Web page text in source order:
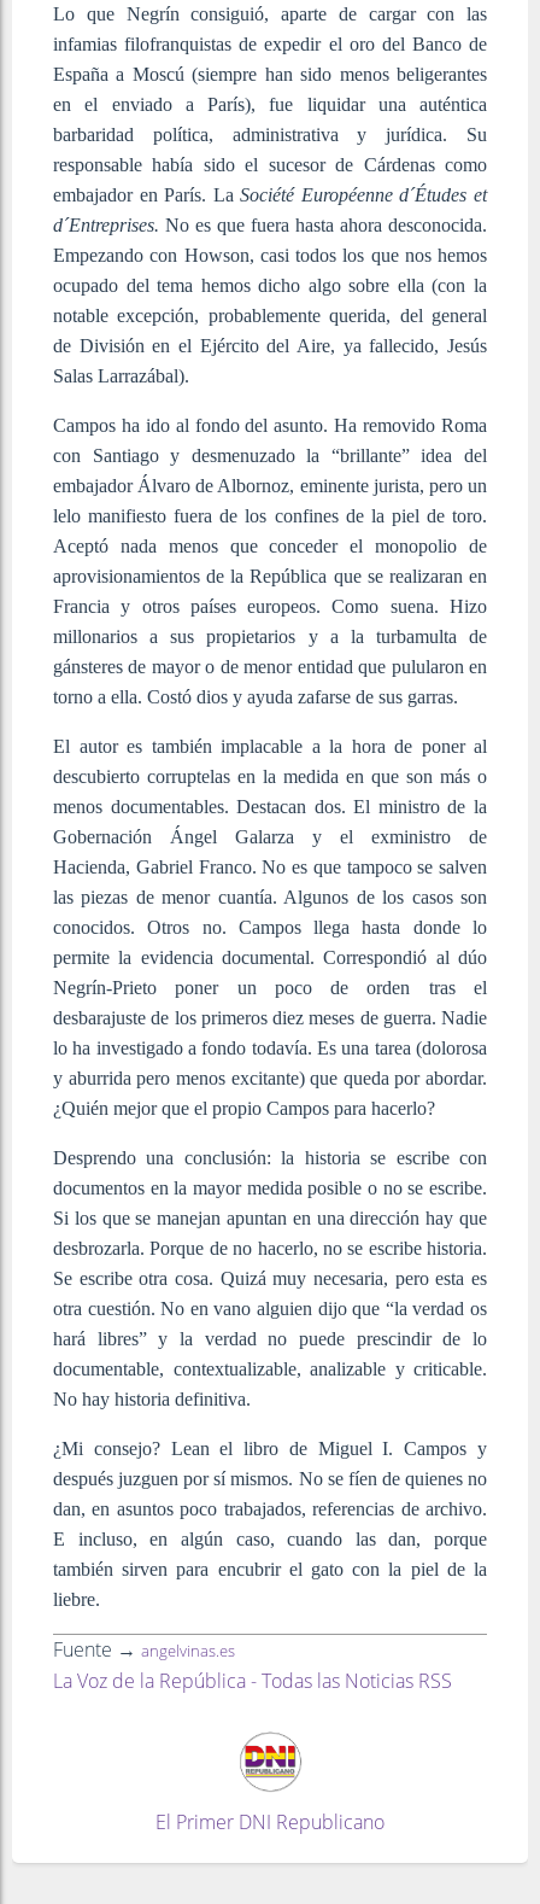
Lo que Negrín consiguió, aparte de cargar con las
infamias filofranquistas de expedir el oro del Banco de
España a Moscú (siempre han sido menos beligerantes
en el enviado a París), fue liquidar una auténtica
barbaridad política, administrativa y jurídica. Su
responsable había sido el sucesor de Cárdenas como
embajador en París. LaSociété Européenne d´Études et
d´Entreprises. No es que fuera hasta ahora desconocida.
Empezando con Howson, casi todos los que nos hemos
ocupado del tema hemos dicho algo sobre ella (con la
notable excepción, probablemente querida, del general
de División en el Ejército del Aire, ya fallecido, Jesús
Salas Larrazábal).
Campos ha ido al fondo del asunto. Ha removido Roma
con Santiago y desmenuzado la “brillante” idea del
embajador Álvaro de Albornoz, eminente jurista, pero un
lelo manifiesto fuera de los confines de la piel de toro.
Aceptó nada menos que conceder el monopolio de
aprovisionamientos de la República que se realizaran en
Francia y otros países europeos. Como suena. Hizo
millonarios a sus propietarios y a la turbamulta de
gánsteres de mayor o de menor entidad que pulularon en
torno a ella. Costó dios y ayuda zafarse de sus garras.
El autor es también implacable a la hora de poner al
descubierto corruptelas en la medida en que son más o
menos documentables. Destacan dos. El ministro de la
Gobernación Ángel Galarza y el exministro de
Hacienda, Gabriel Franco. No es que tampoco se salven
las piezas de menor cuantía. Algunos de los casos son
conocidos. Otros no. Campos llega hasta donde lo
permite la evidencia documental. Correspondió al dúo
Negrín-Prieto poner un poco de orden tras el
desbarajuste de los primeros diez meses de guerra. Nadie
lo ha investigado a fondo todavía. Es una tarea (dolorosa
y aburrida pero menos excitante) que queda por abordar.
¿Quién mejor que el propio Campos para hacerlo?
Desprendo una conclusión: la historia se escribe con
documentos en la mayor medida posible o no se escribe.
Si los que se manejan apuntan en una dirección hay que
desbrozarla. Porque de no hacerlo, no se escribe historia.
Se escribe otra cosa. Quizá muy necesaria, pero esta es
otra cuestión. No en vano alguien dijo que “la verdad os
hará libres” y la verdad no puede prescindir de lo
documentable, contextualizable, analizable y criticable.
No hay historia definitiva.
¿Mi consejo? Lean el libro de Miguel I. Campos y
después juzguen por sí mismos. No se fíen de quienes no
dan, en asuntos poco trabajados, referencias de archivo.
E incluso, en algún caso, cuando las dan, porque
también sirven para encubrir el gato con la piel de la
liebre.
Fuente → angelvinas.es
La Voz de la República - Todas las Noticias RSS
El Primer DNI Republicano